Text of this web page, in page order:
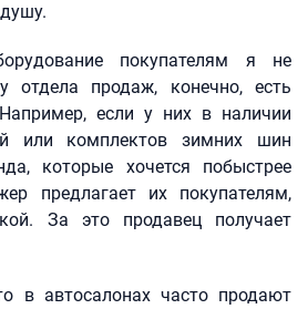
покупателям я не
отдела продаж, конечно, есть
если у них в наличии
или комплектов зимних шин
которые хочется побыстрее
предлагает их покупателям,
За это продавец получает
в автосалонах часто продают